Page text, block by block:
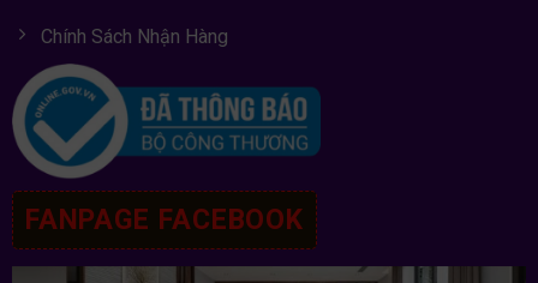
Chính Sách Nhận Hàng
FANPAGE FACEBOOK